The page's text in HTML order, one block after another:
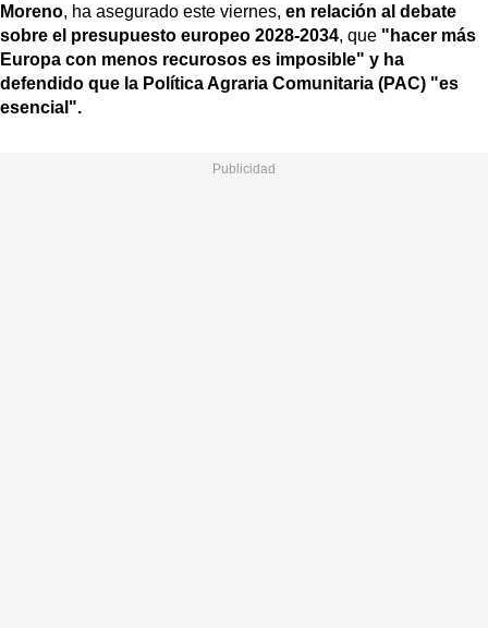
Moreno, ha asegurado este viernes, en relación al debate
sobre el presupuesto europeo 2028-2034, que "hacer más
Europa con menos recurosos es imposible" y ha
defendido que la Política Agraria Comunitaria (PAC) "es
esencial".